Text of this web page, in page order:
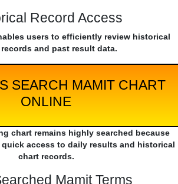
Record Access
users to efficiently review historical
records and past result data.
SEARCH MAMIT CHART
ONLINE
chart remains highly searched because
access to daily results and historical
chart records.
Mamit Terms